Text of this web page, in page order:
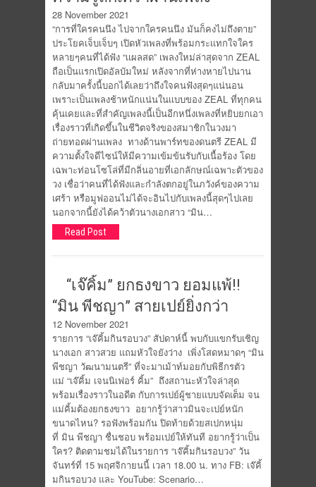
28 November 2021
“การที่ใครคนนึง ไปจากใครคนนึง มันก็คงไม่ถึงตาย”
ประโยคเจ็บเจ็บๆ เปิดหัวเพลงที่พร้อมกระเเทกใจใคร
หลายๆคนที่ได้ฟัง “เเผลสด” เพลงใหม่ล่าสุดจาก ZEAL
ถือเป็นแรกเปิดอัลบัมใหม่ หลังจากที่ห่างหายไปนาน
กลับมาครั้งนี้บอกได้เลยว่าถึงใจคนฟังสุดๆแน่นอน
เพราะเป็นเพลงช้าหนักเเน่นในเเบบของ ZEAL ที่ทุกคน
คุ้นเคยและที่สำคัญเพลงนี้เป็นอีกหนึ่งเพลงที่หยิบยกเอา
เรื่องราวที่เกิดขึ้นในชีวิตจริงของสมาชิกในวงมา
ถ่ายทอดผ่านเพลง ทางด้านพาร์ทของดนตรี ZEAL มี
ความตั้งใจดีไซน์ให้มีความเข้มข้นรับกับเนื้อร้อง โดย
เฉพาะท่อนโซโล่ที่มีกลิ่นอายที่เอกลักษณ์เฉพาะตัวของ
วง เชื่อว่าคนที่ได้ฟังและกำลังตกอยู่ในภวังค์ของความ
เศร้า หรือมูฟออนไม่ได้จะอินไปกับเพลงนี้สุดๆไปเลย
นอกจากนี้ยังได้คว้าตัวนางเอกสาว “มิน…
Read Post
“เจ๊คิ้ม” ยกธงขาว ยอมแพ้!!
“มิน พีชญา” สายเปย์ยิ่งกว่า
12 November 2021
รายการ “เจ๊คิ้มกินรอบวง” สัปดาห์นี้ พบกับแขกรับเชิญ
นางเอก สาวสวย แถมหัวใจยังว่าง เพิ่งโสดหมาดๆ “มิน
พีชญา วัฒนามนตรี” ที่จะมาเม้าท์มอยกับพิธีกรตัว
แม่ “เจ๊คิ้ม เจนนิเฟอร์ คิ้ม” ถึงสถานะหัวใจล่าสุด
พร้อมเรื่องราวในอดีต กับการเปย์ผู้ชายแบบจัดเต็ม จน
แม่คิ้มต้องยกธงขาว อยากรู้ว่าสาวมินจะเปย์หนัก
ขนาดไหน? รอฟังพร้อมกัน ปิดท้ายด้วยสเปกหนุ่ม
ที่ มิน พีชญา ชื่นชอบ พร้อมเปย์ให้ทันที อยากรู้ว่าเป็น
ใคร? ติดตามชมได้ในรายการ “เจ๊คิ้มกินรอบวง” วัน
จันทร์ที่ 15 พฤศจิกายนนี้ เวลา 18.00 น. ทาง FB: เจ๊คิ้
มกินรอบวง และ YouTube: Scenario…